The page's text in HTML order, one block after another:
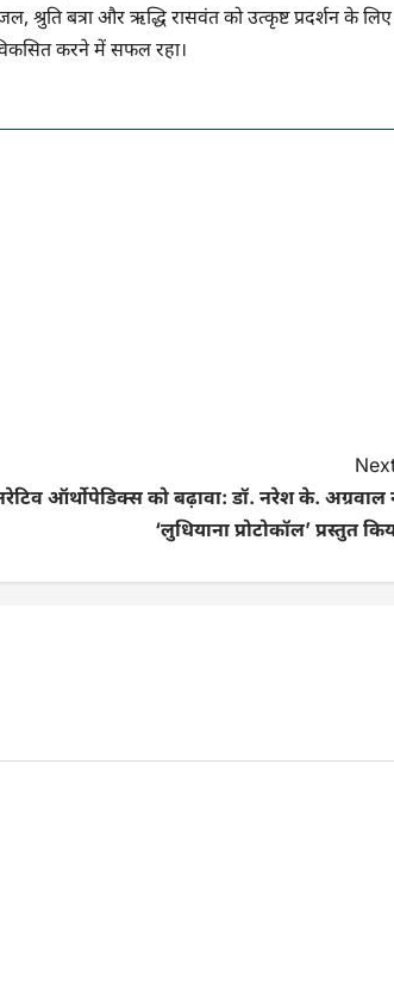
श्रुति बत्रा और ऋद्धि रासवंत को उत्कृष्ट प्रदर्शन के लिए
करने में सफल रहा।
ऑर्थोपेडिक्स को बढ़ावा: डॉ. नरेश के. अग्रवाल
‘लुधियाना प्रोटोकॉल’ प्रस्तुत